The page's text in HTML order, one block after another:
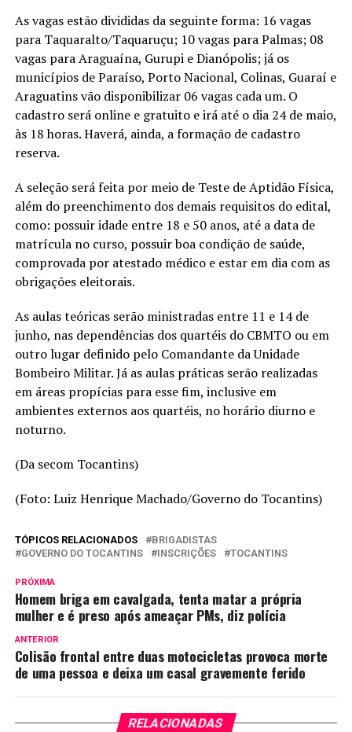
As vagas estão divididas da seguinte forma: 16 vagas
para Taquaralto/Taquaruçu; 10 vagas para Palmas; 08
vagas para Araguaína, Gurupi e Dianópolis; já os
municípios de Paraíso, Porto Nacional, Colinas, Guaraí e
Araguatins vão disponibilizar 06 vagas cada um. O
cadastro será online e gratuito e irá até o dia 24 de maio,
às 18 horas. Haverá, ainda, a formação de cadastro
reserva.
A seleção será feita por meio de Teste de Aptidão Física,
além do preenchimento dos demais requisitos do edital,
como: possuir idade entre 18 e 50 anos, até a data de
matrícula no curso, possuir boa condição de saúde,
comprovada por atestado médico e estar em dia com as
obrigações eleitorais.
As aulas teóricas serão ministradas entre 11 e 14 de
junho, nas dependências dos quartéis do CBMTO ou em
outro lugar definido pelo Comandante da Unidade
Bombeiro Militar. Já as aulas práticas serão realizadas
em áreas propícias para esse fim, inclusive em
ambientes externos aos quartéis, no horário diurno e
noturno.
(Da secom Tocantins)
(Foto: Luiz Henrique Machado/Governo do Tocantins)
TÓPICOS RELACIONADOS
BRIGADISTAS
GOVERNO DO TOCANTINS
INSCRIÇÕES TOCANTINS
PRÓXIMA
Homem briga em cavalgada, tenta matar a própria
mulher e é preso após ameaçar PMs, diz polícia
ANTERIOR
Colisão frontal entre duas motocicletas provoca morte
de uma pessoa e deixa um casal gravemente ferido
RELACIONADAS